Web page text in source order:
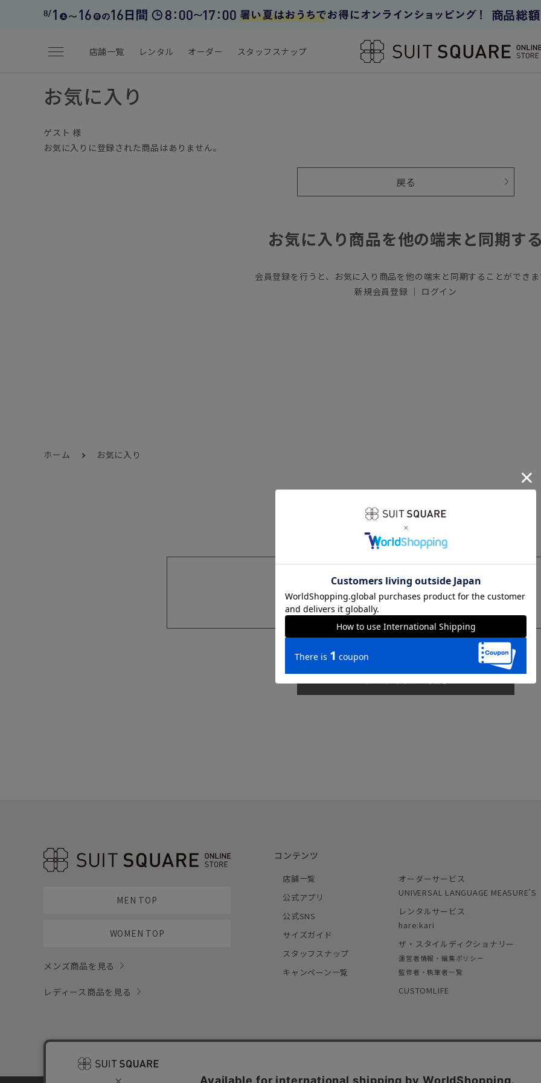
menu 店舗一覧 レンタル オーダー スタッフスナップ
お気に入り
ゲスト 様
お気に入りに登録された商品はありません。
戻る
お気に入り商品を他の端末と同期す
会員登録を行うと、お気に入り商品を他の端末と同期することができ
新規会員登録 ｜ ログイン
ホーム お気に入り
sms
MEN TOP
WOMEN TOP
メンズ商品を見る
レディース商品を見る
コンテンツ
店舗一覧
公式アプリ
公式SNS
サイズガイド
スタッフスナップ
キャンペーン一覧
オーダーサービス
UNIVERSAL LANGUAGE MEASURE’S
レンタルサービス
hare:kari
ザ・スタイルディクショナリー
運営者情報・編集ポリシー
監修者・執筆者一覧
CUSTOMLIFE